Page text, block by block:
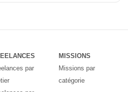
par
MISSIONS
Missions par
catégorie